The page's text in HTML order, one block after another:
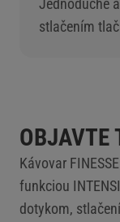
Jednoduché
stlačením
OBJAVTE
Kávovar
funkciou
dotykom,